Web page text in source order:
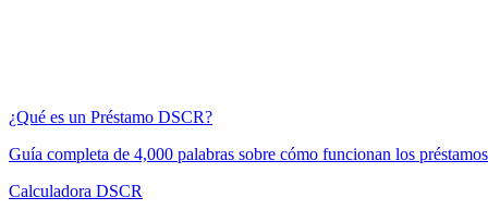
¿Qué es un Préstamo DSCR?
Guía completa de 4,000 palabras sobre cómo funcionan los
Calculadora DSCR